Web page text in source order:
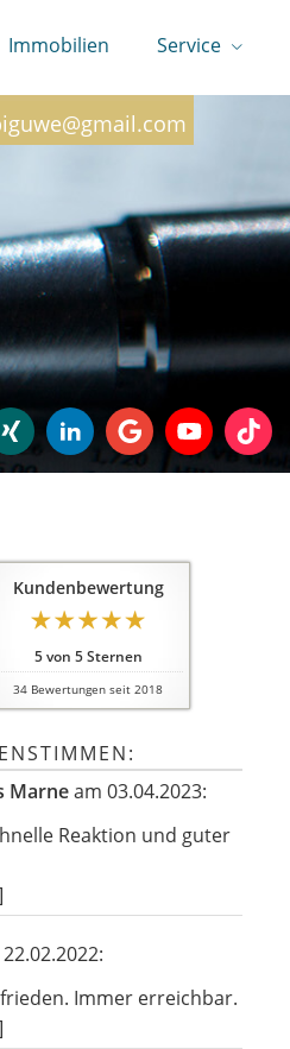
Immobilien Service
Kundenbewertung
5von 5Sternen
34 Bewertungen seit 2018
Marneam 03.04.2023:
Reaktion und guter
Immer erreichbar.